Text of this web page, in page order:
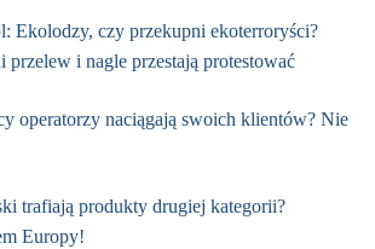
Ekolodzy, czy przekupni ekoterroryści?
przelew i nagle przestają protestować
operatorzy naciągają swoich klientów? Nie
trafiają produkty drugiej kategorii?
Europy!